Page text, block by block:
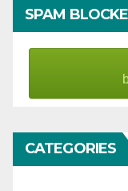
SPAM
CATEGORIES